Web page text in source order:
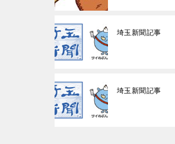
埼玉新聞記事
埼玉新聞記事